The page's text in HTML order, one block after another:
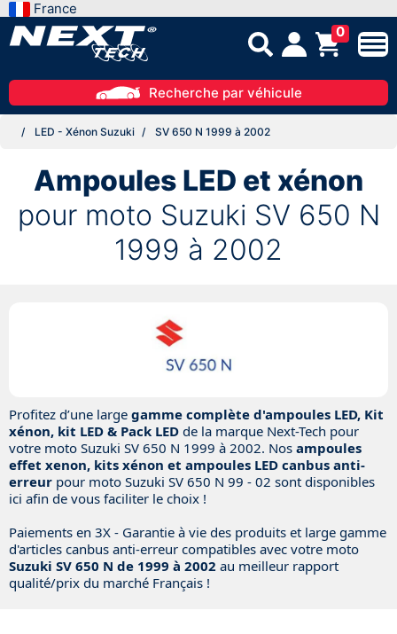
France
0
Recherche par véhicule
LED - Xénon Suzuki SV 650 N 1999 à 2002
Ampoules LED et xénon
pour moto Suzuki SV 650 N
1999 à 2002
Profitez d’une large gamme complète d'ampoules LED, Kit
xénon, kit LED & Pack LED de la marque Next-Tech pour
votre moto Suzuki SV 650 N 1999 à 2002. Nos ampoules
effet xenon, kits xénon et ampoules LED canbus anti-
erreur pour moto Suzuki SV 650 N 99 - 02 sont disponibles
ici afin de vous faciliter le choix !
Paiements en 3X - Garantie à vie des produits et large gamme
d'articles canbus anti-erreur compatibles avec votre moto
Suzuki SV 650 N de 1999 à 2002 au meilleur rapport
qualité/prix du marché Français !